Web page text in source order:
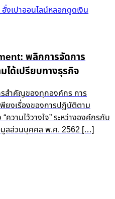
งเปาออนไลน์หลอกดูดเงิน
พลิกการจัดการ
ด้เปรียบทางธุรกิจ
สำคัญของทุกองค์กร การ
ยงเรื่องของการปฏิบัติตาม
วามไว้วางใจ” ระหว่างองค์กรกับ
ลส่วนบุคคล พ.ศ. 2562 […]